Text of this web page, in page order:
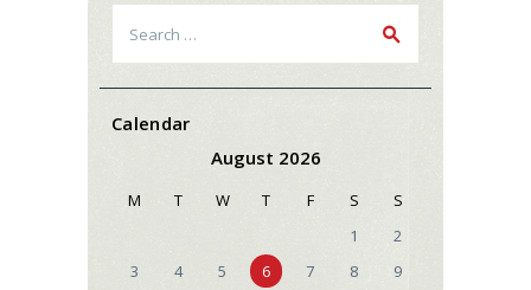
for:
Calendar
August 2026
M T W T F S
S
1
2
3
4 5 6 7 8
9